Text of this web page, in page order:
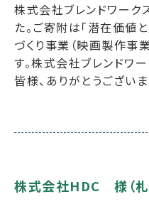
株式会社ブレンドワーク
た。ご寄附は「潜在価値
づくり事業（映画製作事
す。株式会社ブレンドワ
皆様、ありがとうございま
株式会社HDC 様（札